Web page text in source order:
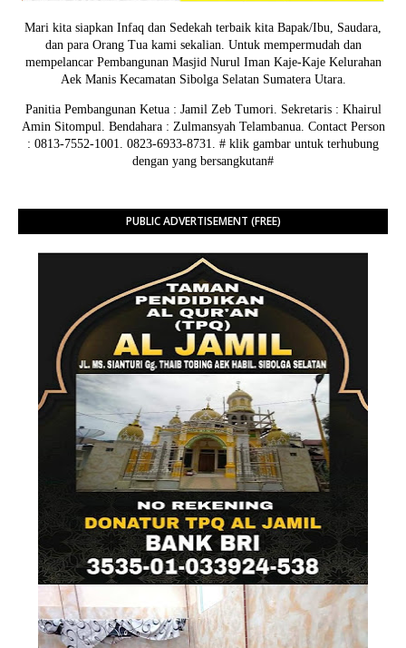
Mari kita siapkan Infaq dan Sedekah terbaik kita Bapak/Ibu, Saudara,
dan para Orang Tua kami sekalian. Untuk mempermudah dan
mempelancar Pembangunan Masjid Nurul Iman Kaje-Kaje Kelurahan
Aek Manis Kecamatan Sibolga Selatan Sumatera Utara.
Panitia Pembangunan Ketua : Jamil Zeb Tumori. Sekretaris : Khairul
Amin Sitompul. Bendahara : Zulmansyah Telambanua. Contact Person
: 0813-7552-1001. 0823-6933-8731. # klik gambar untuk terhubung
dengan yang bersangkutan#
PUBLIC ADVERTISEMENT (FREE)